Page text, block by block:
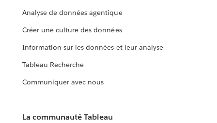
Analyse de données agentique
Créer une culture des données
Information sur les données et leur analyse
Tableau Recherche
Communiquer avec nous
La communauté Tableau